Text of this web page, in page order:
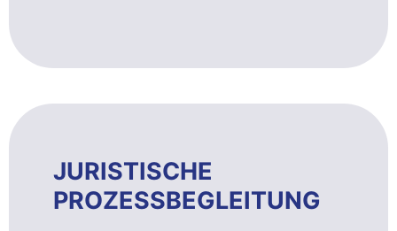
JURISTISCHE
PROZESSBEGLEITUNG